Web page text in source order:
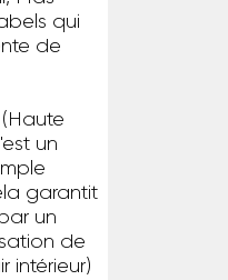
qui
de
un
garantit
un
de
intérieur)